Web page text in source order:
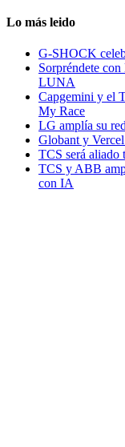
Lo más leido
G-SHOCK
Sorpréndete
LUNA
Capgemini y el
My Race
LG amplía su
Globant y
TCS será aliado
TCS y ABB
con IA